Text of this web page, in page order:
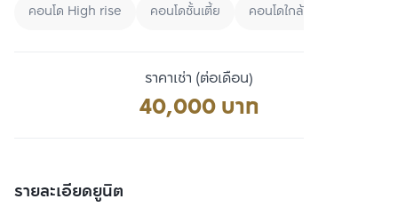
คอนโด High rise คอนโดชั้นเตี้ย คอนโดใกล้ BTS
ราคาเช่า (ต่อเดือน)
40,000 บาท
รายละเอียดยูนิต